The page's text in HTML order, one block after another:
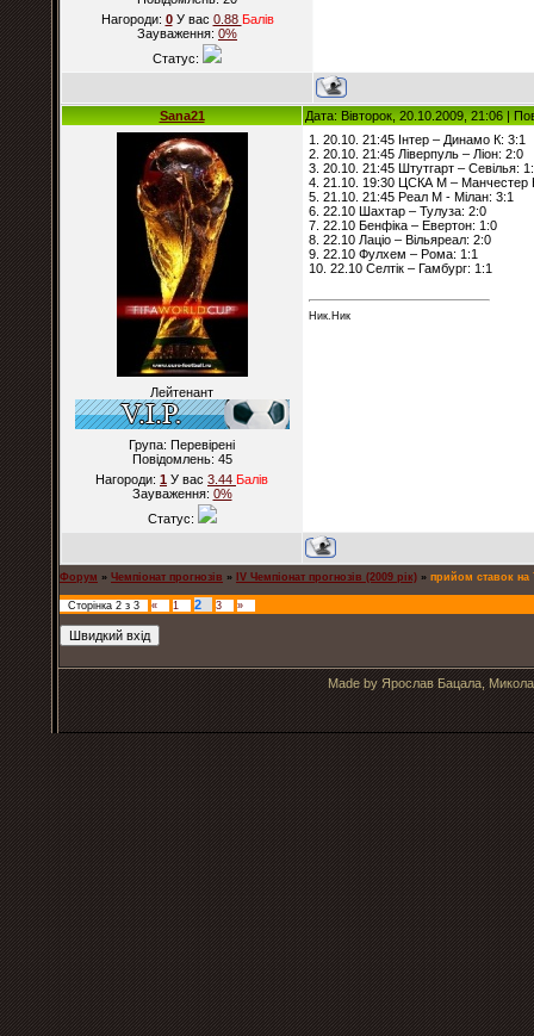
Нагороди: 0У вас 0.88 Балiв
Зауваження: 0%
Статус:
Sana21 Дата: Вівторок, 20.10.2009, 21:06 |
Лейтенант
Група: Перевірені
Повідомлень: 45
Нагороди: 1 У вас 3.44 Балiв
Зауваження: 0%
Статус:
1. 20.10. 21:45 Інтер – Динамо К: 3:1
2. 20.10. 21:45 Ліверпуль – Ліон: 2:0
3. 20.10. 21:45 Штутгарт – Севілья:
4. 21.10. 19:30 ЦСКА М – Манчестер
5. 21.10. 21:45 Реал М - Мілан: 3:1
6. 22.10 Шахтар – Тулуза: 2:0
7. 22.10 Бенфіка – Евертон: 1:0
8. 22.10 Лаціо – Вільяреал: 2:0
9. 22.10 Фулхем – Рома: 1:1
10. 22.10 Селтік – Гамбург: 1:1
Ник.Ник
Форум » Чемпіонат прогнозів » IV Чемпіонат прогнозів (2009 рік) » прийом ставок на
Сторінка 2 з 3 « 1 2 3 »
Made by Ярослав Бацала,